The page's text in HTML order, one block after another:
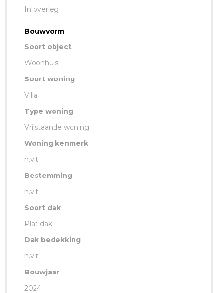
In overleg
Bouwvorm
Soort object
Woonhuis
Soort woning
Villa
Type woning
Vrijstaande woning
Woning kenmerk
n.v.t.
Bestemming
n.v.t.
Soort dak
Plat dak
Dak bedekking
n.v.t.
Bouwjaar
2024